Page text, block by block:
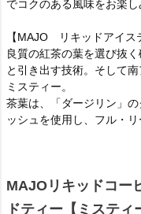
でコクのある風味をお楽し
【MAJO リキッドアイ
良質の紅茶の葉を選び抜
と引き出す技術。そして
ミスティー。
茶葉は、「ダージリン」
ッシュを使用し、フル・
MAJOリキッドコー
ドティー【ミステ